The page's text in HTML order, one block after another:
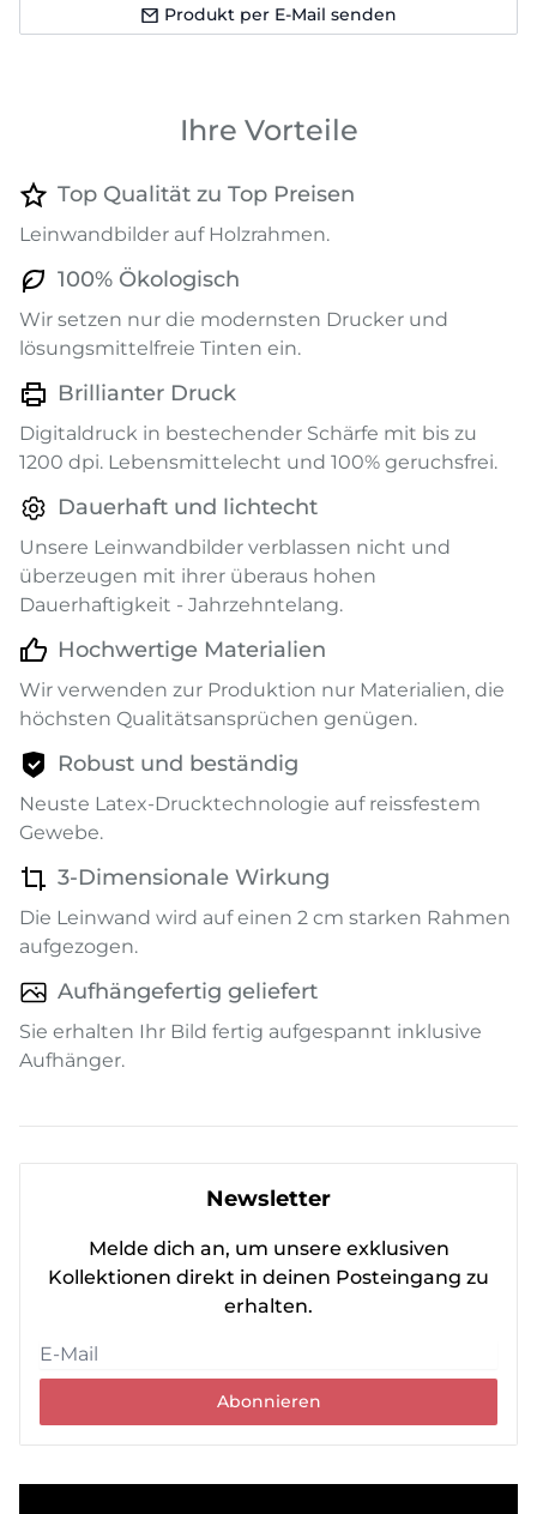
Produkt per E-Mail senden
Ihre Vorteile
Top Qualität zu Top Preisen
Leinwandbilder auf Holzrahmen.
100% Ökologisch
Wir setzen nur die modernsten Drucker und
lösungsmittelfreie Tinten ein.
Brillianter Druck
Digitaldruck in bestechender Schärfe mit bis zu
1200 dpi. Lebensmittelecht und 100% geruchsfrei.
Dauerhaft und lichtecht
Unsere Leinwandbilder verblassen nicht und
überzeugen mit ihrer überaus hohen
Dauerhaftigkeit - Jahrzehntelang.
Hochwertige Materialien
Wir verwenden zur Produktion nur Materialien, die
höchsten Qualitätsansprüchen genügen.
Robust und beständig
Neuste Latex-Drucktechnologie auf reissfestem
Gewebe.
3-Dimensionale Wirkung
Die Leinwand wird auf einen 2 cm starken Rahmen
aufgezogen.
Aufhängefertig geliefert
Sie erhalten Ihr Bild fertig aufgespannt inklusive
Aufhänger.
Newsletter
Melde dich an, um unsere exklusiven
Kollektionen direkt in deinen Posteingang zu
erhalten.
Abonnieren